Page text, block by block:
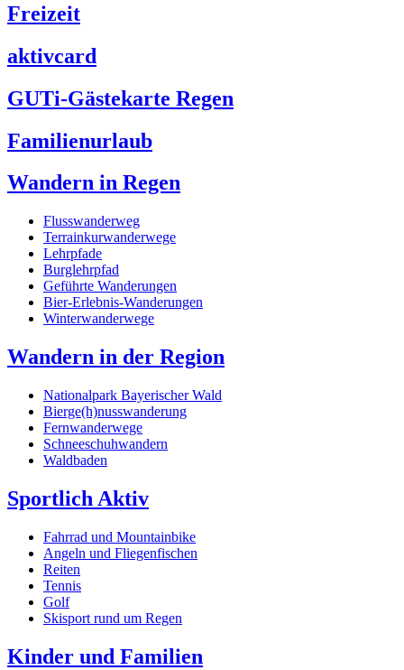
Freizeit
aktivcard
GUTi-Gästekarte Regen
Familienurlaub
Wandern in Regen
Flusswanderweg
Terrainkurwanderwege
Lehrpfade
Burglehrpfad
Geführte Wanderungen
Bier-Erlebnis-Wanderungen
Winterwanderwege
Wandern in der Region
Nationalpark Bayerischer Wald
Bierge(h)nusswanderung
Fernwanderwege
Schneeschuhwandern
Waldbaden
Sportlich Aktiv
Fahrrad und Mountainbike
Angeln und Fliegenfischen
Reiten
Tennis
Golf
Skisport rund um Regen
Kinder und Familien